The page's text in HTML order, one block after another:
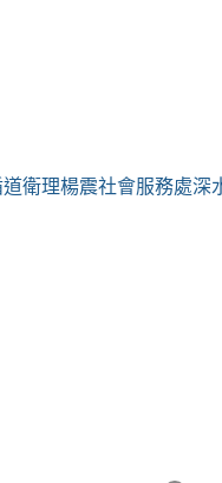
衛理楊震社會服務處深